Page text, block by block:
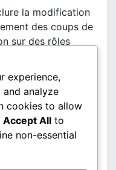
la modification
des coups de
sur des rôles
réussir dans le
un paysage
du match
experience,
analyze
cookies to allow
Accept All to
non-essential